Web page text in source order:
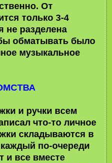
От
только 3-4
не разделена
обматывать было
музыкальное
и ручки всем
что-то личное
складываются в
по-очереди
и все вместе